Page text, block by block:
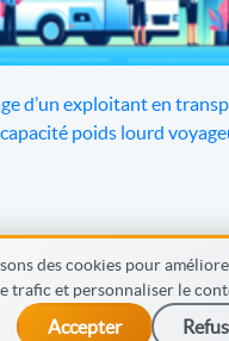
des cookies pour
trafic et personnaliser le
Accepter
d’un exploitant en
poids lourd